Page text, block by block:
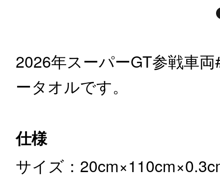
2026年スーパーGT参戦車
ータオルです。
仕様
サイズ：